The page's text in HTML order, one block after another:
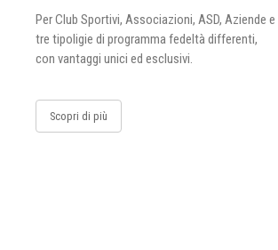
Per Club Sportivi, Associazioni, ASD, Aziende e
tre tipoligie di programma fedeltà differenti,
con vantaggi unici ed esclusivi.
Scopri di più